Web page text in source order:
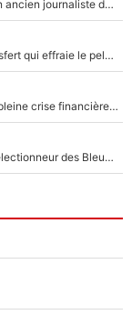
Après le dérapage de Nelson Monfort sur CNews, un ancien journaliste de France Télévisions relance la polémique sur les incendies en Gironde
Paul Seixas chez UAE avec Tadej Pogacar : Le transfert qui effraie le peloton, «c’est la pire des choses qui puisse arriver»
Grégory Lorenzi doit renoncer à cinq signatures en pleine crise financière : L’IA propose sept noms à l’OM pour un mercato réussi... à seulement 5M€ !
«Plus grand, je ferai chauffeur-livreur» : Nouveau sélectionneur des Bleus, Zinédine Zidane s’était imaginé un avenir très différent lorsqu'il était enfant